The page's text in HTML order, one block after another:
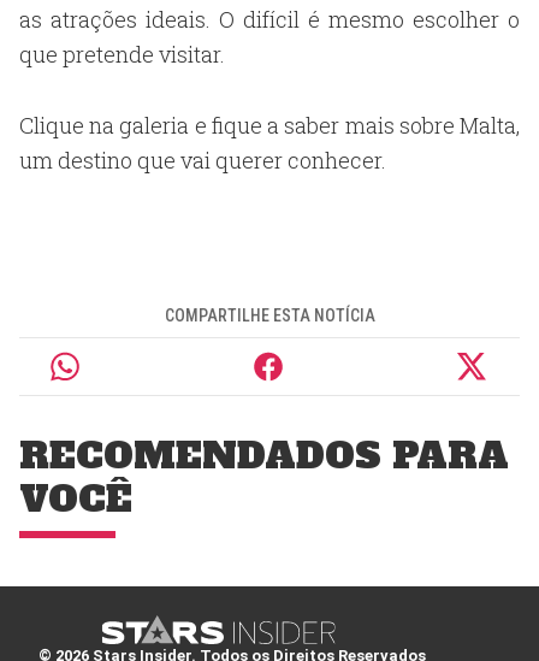
as atrações ideais. O difícil é mesmo escolher o
que pretende visitar.
Clique na galeria e fique a saber mais sobre Malta,
um destino que vai querer conhecer.
COMPARTILHE ESTA NOTÍCIA
RECOMENDADOS PARA
VOCÊ
© 2026 Stars Insider. Todos os Direitos Reservados